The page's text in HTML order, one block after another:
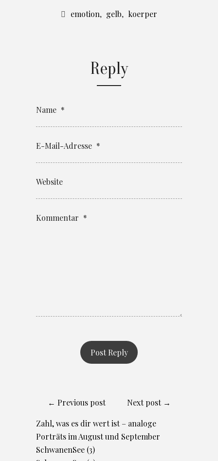
emotion, gelb, koerper
Reply
Name *
E-Mail-Adresse *
Website
Kommentar *
← Previous post Next post →
Zahl, was es dir wert ist – analoge
Porträts im August und September
SchwanenSee (3)